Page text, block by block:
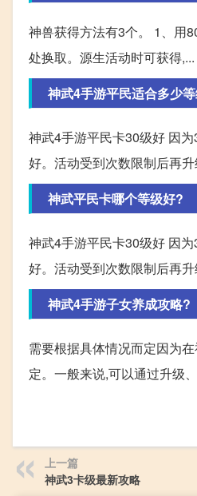
神兽获得方法有3个。 1、用
处换取。源生活动时可获得,...
神武4手游平民适合多少
神武4手游平民卡30级好 因
好。活动受到次数限制后再升
神武平民卡哪个等级好?
神武4手游平民卡30级好 因
好。活动受到次数限制后再升
神武4手游子女养成攻略?
需要根据具体情况而定因为
定。一般来说,可以通过升级、
上一篇
神武3卡级最新攻略